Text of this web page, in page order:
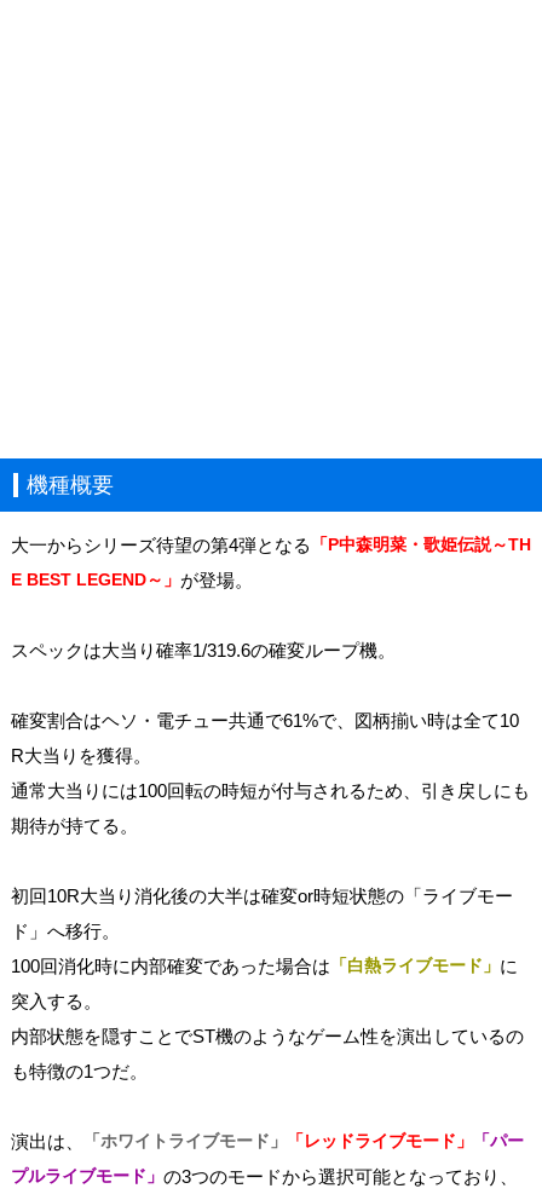
機種概要
大一からシリーズ待望の第4弾となる
「P中森明菜・歌姫伝説～TH
E BEST LEGEND～」 が登場。
スペックは大当り確率1/319.6の確変ループ機。
確変割合はヘソ・電チュー共通で61%で、図柄揃い時は全て10
R大当りを獲得。
通常大当りには100回転の時短が付与されるため、引き戻しにも
期待が持てる。
初回10R大当り消化後の大半は確変or時短状態の「ライブモー
ド」へ移行。
100回消化時に内部確変であった場合は 「白熱ライブモード」 に
突入する。
内部状態を隠すことでST機のようなゲーム性を演出しているの
も特徴の1つだ。
演出は、 「ホワイトライブモード」 「レッドライブモード」
「パー
プルライブモード」 の3つのモードから選択可能となっており、